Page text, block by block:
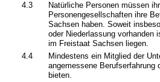
4.3
Natürliche Personen müssen
Personengesellschaften ihre
Sachsen haben. Soweit
oder Niederlassung vorhanden
im Freistaat Sachsen liegen.
4.4
Mindestens ein Mitglied der
angemessene Berufserfahrung
bieten.